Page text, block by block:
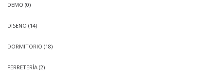
DEMO (0)
DISEÑO (14)
DORMITORIO (18)
FERRETERÍA (2)